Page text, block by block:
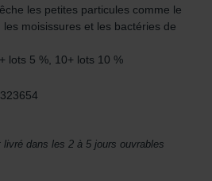
les petites particules comme le
moisissures et les bactéries de
lots 5 %, 10+ lots 10 %
dans les 2 à 5 jours ouvrables